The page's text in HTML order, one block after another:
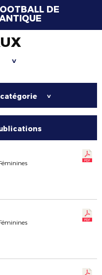
DE
>
>